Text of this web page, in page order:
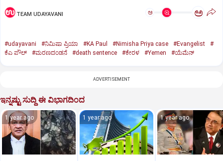
TEAM UDAYAVANI ಅ ಅ
#udayavani #ನಿಮಿಷಾ ಪ್ರಿಯಾ #KA Paul #Nimisha Priya case #Evangelist
#
ಕೆಎ ಪೌಲ್
#ಮರಣದಂಡನೆ #death sentence #ಕೇರಳ #Yemen #ಯೆಮೆನ್‌
ADVERTISEMENT
ಇನ್ನಷ್ಟು ಸುದ್ದಿ ಈ ವಿಭಾಗದಿಂದ
1 year ago 1 year ago 1 year ago